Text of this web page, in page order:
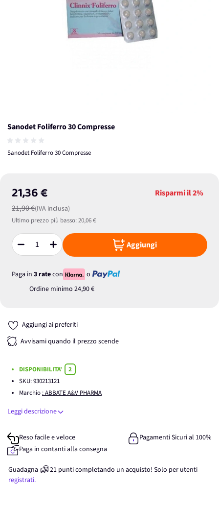
Sanodet Foliferro 30 Compresse
Sanodet Foliferro 30 Compresse
21,36 €
21,90 €(IVA inclusa)
Risparmi il2%
Ultimo prezzo più basso:20,06 €
Quantità Aggiungi
Paga in 3 ratecon
o
Ordine minimo 24,90 €
Aggiungi ai preferiti
Avvisami quando il prezzo scende
DISPONIBILITA'
2
SKU:930213121
Marchio : ABBATE A&V PHARMA
Leggi descrizione
Reso facile e veloce
Pagamenti Sicuri al 100%
Paga in contanti alla consegna
Guadagna 21 punticompletando un acquisto! Solo per utenti
registrati.